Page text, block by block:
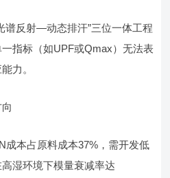
谱反射—动态排汗”三位一体工程
指标（如UPF或Qmax）无法表
力。
成本占原料成本37%，需开发低
湿环境下模量衰减率达